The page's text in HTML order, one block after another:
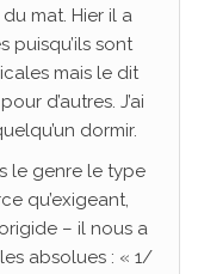
mat. Hier il a
puisqu’ils sont
mais le dit
d’autres. J’ai
dormir.
le genre le type
qu’exigeant,
– il nous a
absolues : « 1/